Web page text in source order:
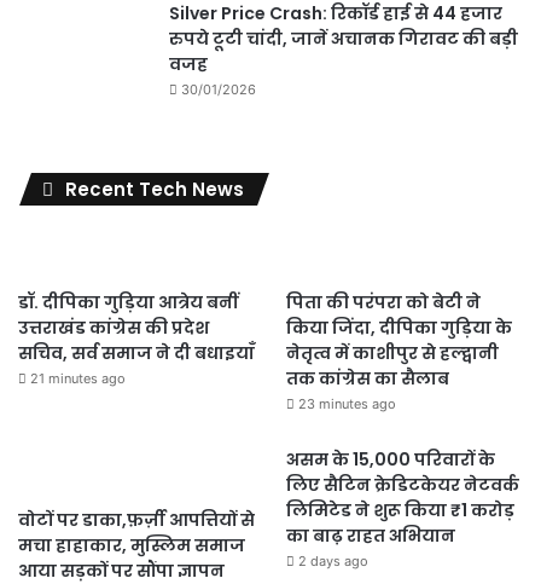
Silver Price Crash: रिकॉर्ड हाई से 44 हजार
रुपये टूटी चांदी, जानें अचानक गिरावट की बड़ी
वजह
30/01/2026
Recent Tech News
डॉ. दीपिका गुड़िया आत्रेय बनीं
उत्तराखंड कांग्रेस की प्रदेश
सचिव, सर्व समाज ने दी बधाइयाँ
21 minutes ago
पिता की परंपरा को बेटी ने
किया जिंदा, दीपिका गुड़िया के
नेतृत्व में काशीपुर से हल्द्वानी
तक कांग्रेस का सैलाब
23 minutes ago
वोटों पर डाका,फ़र्ज़ी आपत्तियों से
मचा हाहाकार, मुस्लिम समाज
आया सड़कों पर सौंपा ज्ञापन
असम के 15,000 परिवारों के
लिए सैटिन क्रेडिटकेयर नेटवर्क
लिमिटेड ने शुरू किया ₹1 करोड़
का बाढ़ राहत अभियान
2 days ago